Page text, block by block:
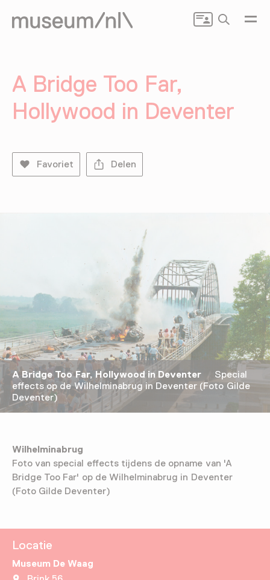
Zoeken
A Bridge Too Far,
Hollywood in Deventer
Favoriet Delen
A Bridge Too Far, Hollywood in Deventer Special
effects op de Wilhelminabrug in Deventer (Foto Gilde
Deventer)
Wilhelminabrug
Foto van special effects tijdens de opname van 'A
Bridge Too Far' op de Wilhelminabrug in Deventer
(Foto Gilde Deventer)
Locatie
Museum De Waag